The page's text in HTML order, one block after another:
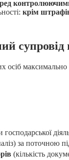
крім
супровід
максимально
за поточною
(кількість